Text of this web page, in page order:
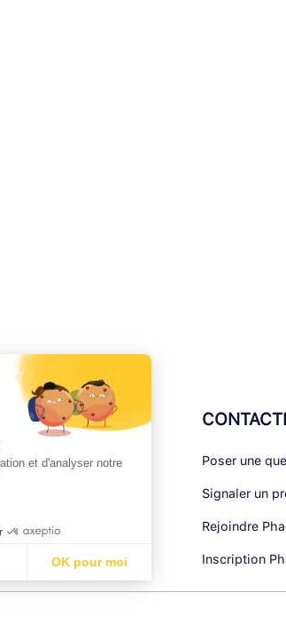
Poser une
Signaler un
Rejoindre
Inscription
et d'analyser notre
OK pour moi
: Personnalisez vos